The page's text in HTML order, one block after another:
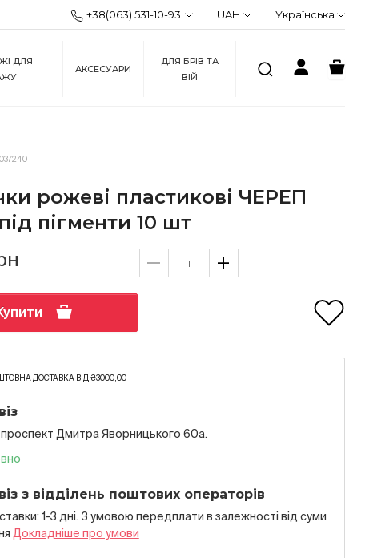
+38(063) 531-10-93 UAH Українська
ДЛЯ
АКСЕСУАРИ
ДЛЯ БРІВ ТА
ВІЙ
рожеві пластикові ЧЕРЕП
пігменти 10 шт
ДОСТАВКА ВІД ₴3000,00
проспект Дмитра Яворницького 60а.
з відділень поштових операторів
1-3 дні. З умовою передплати в залежностi вiд суми
Докладнiше про умови